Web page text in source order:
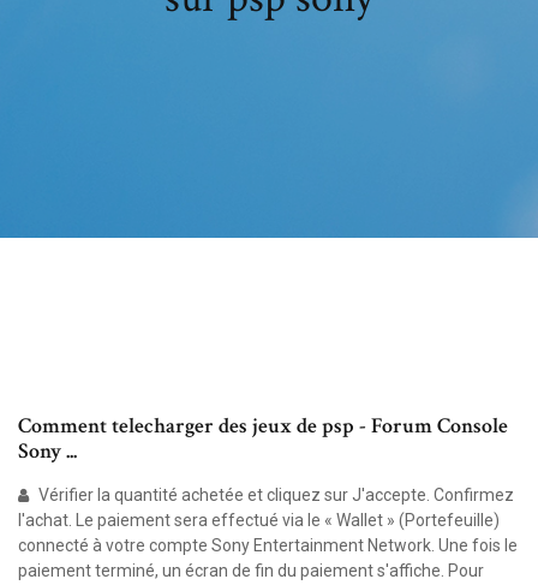
Comment telecharger des jeux de psp - Forum Console
Sony ...
Vérifier la quantité achetée et cliquez sur J'accepte. Confirmez
l'achat. Le paiement sera effectué via le « Wallet » (Portefeuille)
connecté à votre compte Sony Entertainment Network. Une fois le
paiement terminé, un écran de fin du paiement s'affiche. Pour